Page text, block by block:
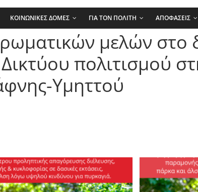
ΚΟΙΝΩΝΙΚΕΣ ΔΟΜΕΣ ΓΙΑ ΤΟΝ ΠΟΛΙΤΗ ΑΠΟΦΑΣΕΙΣ
μελών στο
πολιτισμού
Υμηττού